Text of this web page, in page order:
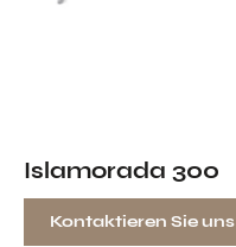
Islamorada 300
Kontaktieren Sie uns